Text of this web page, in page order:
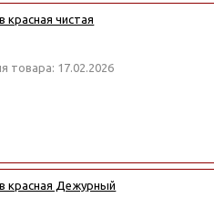
красная чистая
товара: 17.02.2026
красная Дежурный